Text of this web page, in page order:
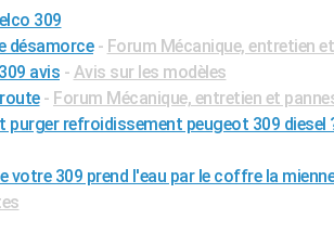
309
désamorce - Forum Mécanique, entretien
avis - Avis sur les modèles
- Forum Mécanique, entretien et
purger refroidissement peugeot 309 diesel
votre 309 prend l'eau par le coffre la